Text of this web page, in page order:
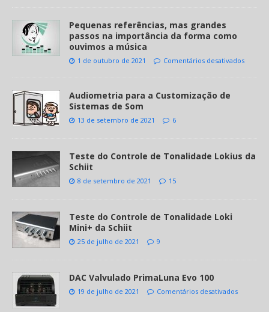
Pequenas referências, mas grandes
passos na importância da forma como
ouvimos a música
1 de outubro de 2021 Comentários desativados
Audiometria para a Customização de
Sistemas de Som
13 de setembro de 2021 6
Teste do Controle de Tonalidade Lokius da
Schiit
8 de setembro de 2021 15
Teste do Controle de Tonalidade Loki
Mini+ da Schiit
25 de julho de 2021 9
DAC Valvulado PrimaLuna Evo 100
19 de julho de 2021 Comentários desativados